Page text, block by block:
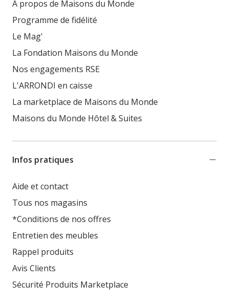
À propos de Maisons du Monde
Programme de fidélité
Le Mag'
La Fondation Maisons du Monde
Nos engagements RSE
L'ARRONDI en caisse
La marketplace de Maisons du Monde
Maisons du Monde Hôtel & Suites
Infos pratiques
Aide et contact
Tous nos magasins
*Conditions de nos offres
Entretien des meubles
Rappel produits
Avis Clients
Sécurité Produits Marketplace